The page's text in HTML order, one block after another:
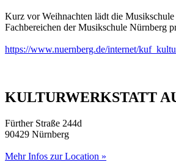
Kurz vor Weihnachten lädt die
Fachbereichen der Musikschule Nürnberg
https://www.nuernberg.de/internet/
KULTURWERKSTATT
Fürther Straße 244d
90429 Nürnberg
Mehr Infos zur Location »